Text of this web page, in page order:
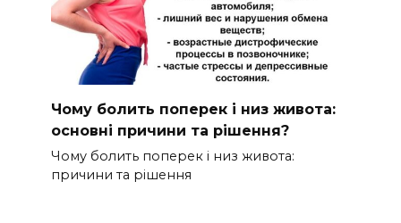
Чому болить поперек і низ живота:
основні причини та рішення?
Чому болить поперек і низ живота:
причини та рішення